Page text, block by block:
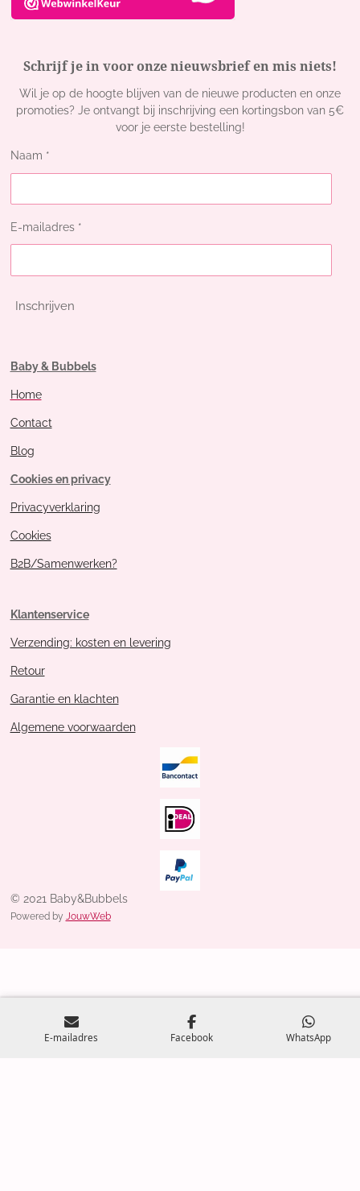
Schrijf je in voor onze nieuwsbrief en mis niets!
Wil je op de hoogte blijven van de nieuwe producten en onze
promoties? Je ontvangt bij inschrijving een kortingsbon van 5€
voor je eerste bestelling!
Naam *
E-mailadres *
Inschrijven
Baby & Bubbels
Home
Contact
Blog
Cookies en privacy
Privacyverklaring
Cookies
B2B/Samenwerken?
Klantenservice
Verzending: kosten en levering
Retour
Garantie en klachten
Algemene voorwaarden
© 2021 Baby&Bubbels
Powered by JouwWeb
E-mailadres Facebook WhatsApp